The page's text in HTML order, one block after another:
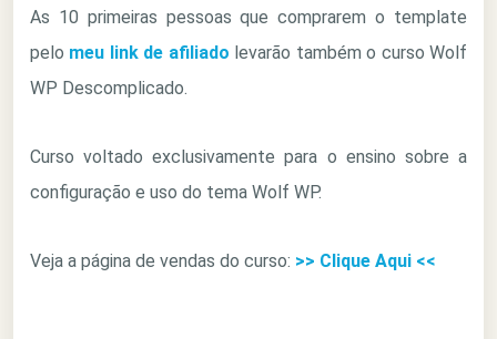
As 10 primeiras pessoas que comprarem o template
pelo meu link de afiliado levarão também o curso Wolf
WP Descomplicado.
Curso voltado exclusivamente para o ensino sobre a
configuração e uso do tema Wolf WP.
Veja a página de vendas do curso: >> Clique Aqui <<